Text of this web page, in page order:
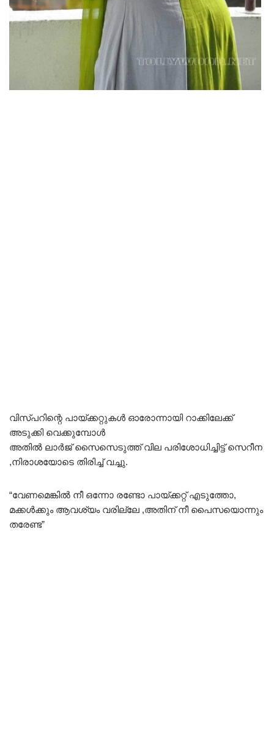
വിസ്പറിന്റെ പായ്ക്കറ്റുകൾ ഓരോന്നായി റാക്കിലേക്ക്
അടുക്കി വെക്കുമ്പോൾ
അതിൽ ലാർജ് സൈസെടുത്ത് വില പരിശോധിച്ചിട്ട് സെറീന
,നിരാശയോടെ തിരിച്ച് വച്ചു.
“വേണമെങ്കിൽ നീ ഒന്നോ രണ്ടോ പായ്ക്കറ്റ് എടുത്തോ,
മക്കൾക്കും ആവശ്യം വരില്ലേ ,അതിന് നീ പൈസയൊന്നും
തരേണ്ട”